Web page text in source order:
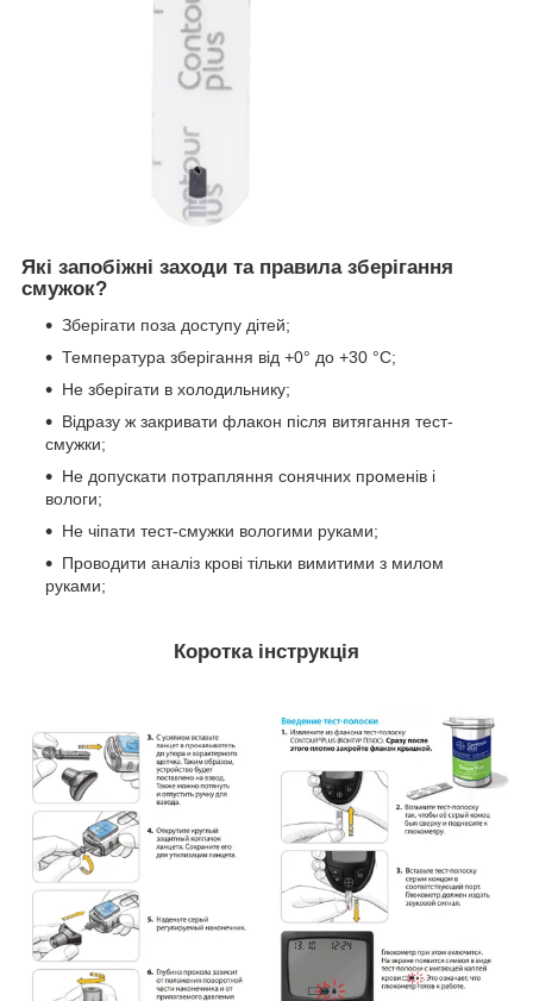
Які запобіжні заходи та правила зберігання
смужок?
Зберігати поза доступу дітей;
Температура зберігання від +0° до +30 °C;
Не зберігати в холодильнику;
Відразу ж закривати флакон після витягання тест-
смужки;
Не допускати потрапляння сонячних променів і
вологи;
Не чіпати тест-смужки вологими руками;
Проводити аналіз крові тільки вимитими з милом
руками;
Коротка інструкція